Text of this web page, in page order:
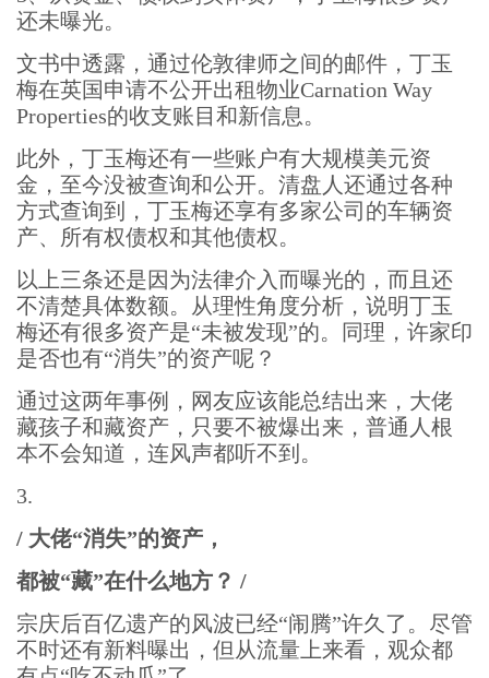
还未曝光。
文书中透露，通过伦敦律师之间的邮件，丁玉
梅在英国申请不公开出租物业Carnation Way
Properties的收支账目和新信息。
此外，丁玉梅还有一些账户有大规模美元资
金，至今没被查询和公开。清盘人还通过各种
方式查询到，丁玉梅还享有多家公司的车辆资
产、所有权债权和其他债权。
以上三条还是因为法律介入而曝光的，而且还
不清楚具体数额。从理性角度分析，说明丁玉
梅还有很多资产是“未被发现”的。同理，许家印
是否也有“消失”的资产呢？
通过这两年事例，网友应该能总结出来，大佬
藏孩子和藏资产，只要不被爆出来，普通人根
本不会知道，连风声都听不到。
3.
/ 大佬“消失”的资产，
都被“藏”在什么地方？ /
宗庆后百亿遗产的风波已经“闹腾”许久了。尽管
不时还有新料曝出，但从流量上来看，观众都